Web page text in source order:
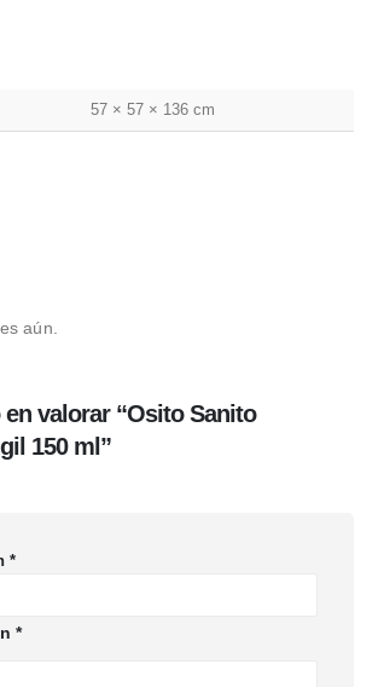
57 × 57 × 136 cm
aún.
valorar “Osito Sanito
150 ml”
*
*